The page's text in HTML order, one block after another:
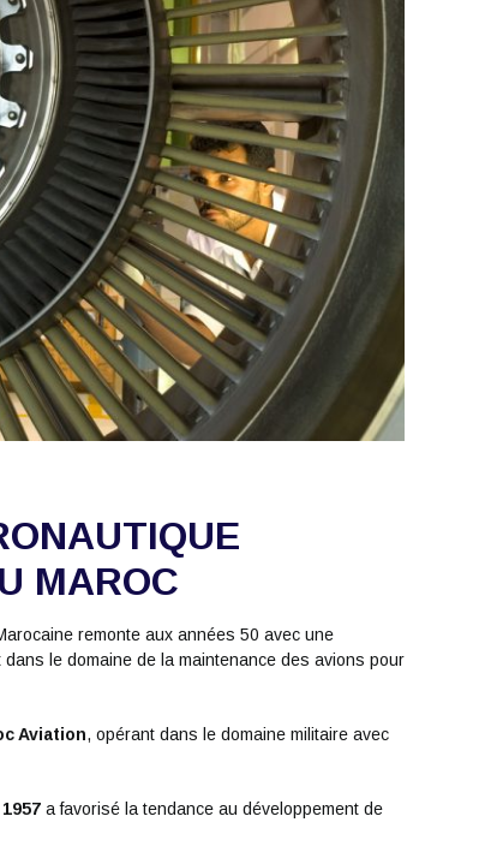
MAROC
remonte aux années 50 avec une
le domaine de la maintenance des avions pour
Aviation, opérant dans le domaine militaire avec
a favorisé la tendance au développement de